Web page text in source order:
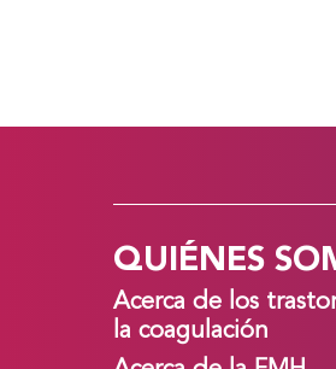
QUIÉNES
Acerca de los
la coagulación